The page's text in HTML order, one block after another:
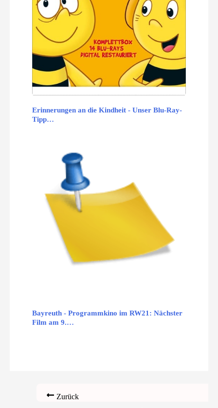
Erinnerungen an die Kindheit - Unser Blu-Ray-
Tipp…
Bayreuth - Programmkino im RW21: Nächster
Film am 9.…
Zurück